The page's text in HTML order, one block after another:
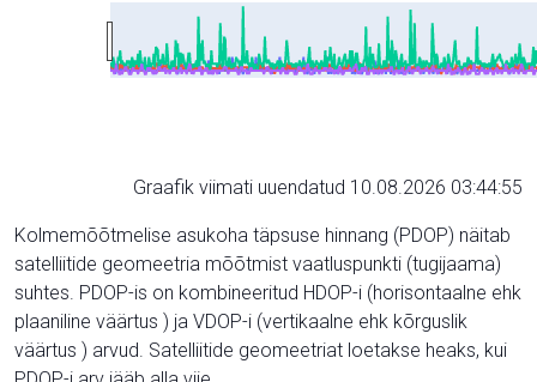
Graafik viimati uuendatud 10.08.2026 03:44:55
Kolmemõõtmelise asukoha täpsuse hinnang (PDOP) näitab
satelliitide geomeetria mõõtmist vaatluspunkti (tugijaama)
suhtes. PDOP-is on kombineeritud HDOP-i (horisontaalne ehk
plaaniline väärtus ) ja VDOP-i (vertikaalne ehk kõrguslik
väärtus ) arvud. Satelliitide geomeetriat loetakse heaks, kui